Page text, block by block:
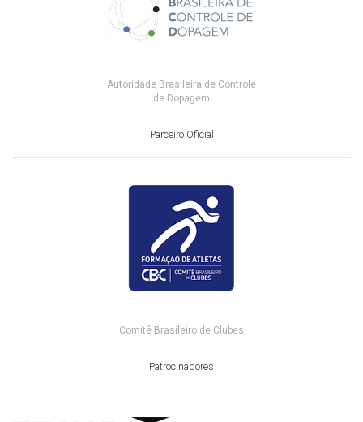
Autoridade Brasileira de Controle
de Dopagem
Parceiro Oficial
Comitê Brasileiro de Clubes
Patrocinadores